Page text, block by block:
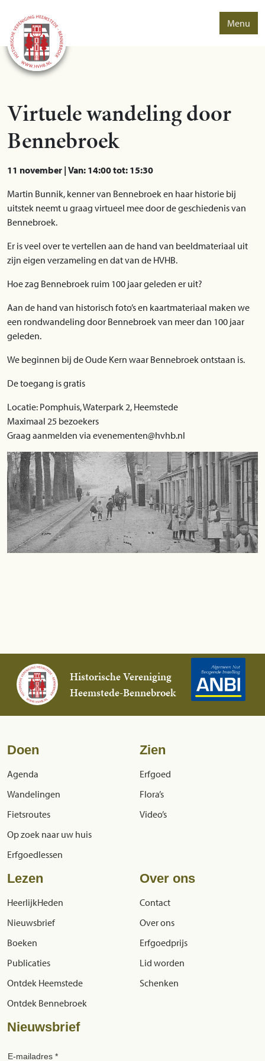
Menu
Virtuele wandeling door
Bennebroek
11 november | Van: 14:00 tot: 15:30
Martin Bunnik, kenner van Bennebroek en haar historie bij
uitstek neemt u graag virtueel mee door de geschiedenis van
Bennebroek.
Er is veel over te vertellen aan de hand van beeldmateriaal uit
zijn eigen verzameling en dat van de HVHB.
Hoe zag Bennebroek ruim 100 jaar geleden er uit?
Aan de hand van historisch foto’s en kaartmateriaal maken we
een rondwandeling door Bennebroek van meer dan 100 jaar
geleden.
We beginnen bij de Oude Kern waar Bennebroek ontstaan is.
De toegang is gratis
Locatie: Pomphuis, Waterpark 2, Heemstede
Maximaal 25 bezoekers
Graag aanmelden via evenementen@hvhb.nl
Historische Vereniging
Heemstede-Bennebroek
Doen
Agenda
Wandelingen
Fietsroutes
Op zoek naar uw huis
Erfgoedlessen
Zien
Erfgoed
Flora’s
Video’s
Lezen
HeerlijkHeden
Nieuwsbrief
Boeken
Publicaties
Ontdek Heemstede
Ontdek Bennebroek
Over ons
Contact
Over ons
Erfgoedprijs
Lid worden
Schenken
Nieuwsbrief